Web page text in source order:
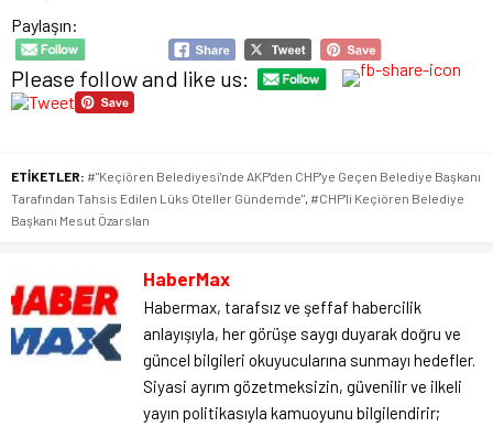
Paylaşın:
Please follow and like us:
ETİKETLER: #"Keçiören Belediyesi'nde AKP'den CHP'ye Geçen Belediye Başkanı
Tarafından Tahsis Edilen Lüks Oteller Gündemde", #CHP'li Keçiören Belediye
Başkanı Mesut Özarslan
HaberMax
Habermax, tarafsız ve şeffaf habercilik
anlayışıyla, her görüşe saygı duyarak doğru ve
güncel bilgileri okuyucularına sunmayı hedefler.
Siyasi ayrım gözetmeksizin, güvenilir ve ilkeli
yayın politikasıyla kamuoyunu bilgilendirir;